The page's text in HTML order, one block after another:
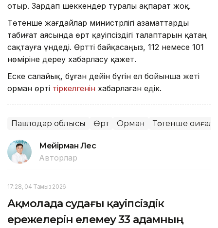
отыр. Зардап шеккендер туралы ақпарат жоқ.
Төтенше жағдайлар министрлігі азаматтарды
табиғат аясында өрт қауіпсіздігі талаптарын қатаң
сақтауға үндеді. Өртті байқасаңыз, 112 немесе 101
нөміріне дереу хабарласу қажет.
Еске салайық, бұған дейін бүгін ел бойынша жеті
орман өрті тіркелгенін хабарлаған едік.
Павлодар облысы Өрт Орман Төтенше
Мейірман Лес
Авторлар
17:28, 04 Тамыз 2026
Ақмолада судағы қауіпсіздік
ережелерін елемеу 33 адамның